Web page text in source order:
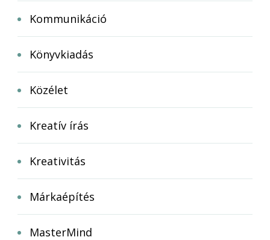
Kommunikáció
Könyvkiadás
Közélet
Kreatív írás
Kreativitás
Márkaépítés
MasterMind